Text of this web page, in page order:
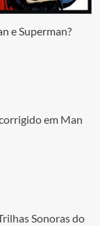
e Superman?
em Man
Sonoras do